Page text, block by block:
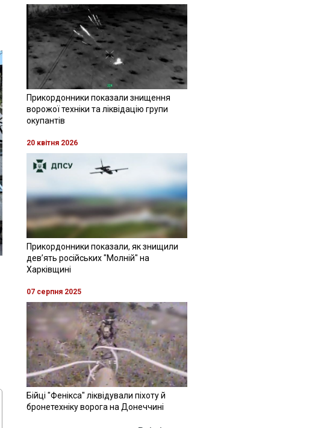
Прикордонники показали знищення
ворожої техніки та ліквідацію групи
окупантів
20 квітня 2026
Прикордонники показали, як знищили
девʼять російських "Молній" на
Харківщині
07 серпня 2025
Бійці "Фенікса" ліквідували піхоту й
бронетехніку ворога на Донеччині